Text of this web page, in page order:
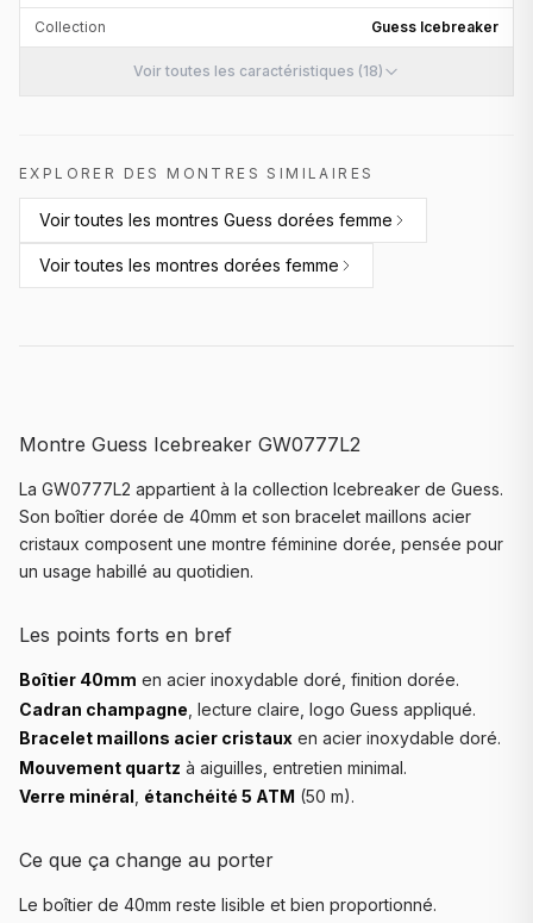
Collection Guess Icebreaker
Voir toutes les caractéristiques (18)
EXPLORER DES MONTRES SIMILAIRES
Voir toutes les montres Guess dorées femme
Voir toutes les montres dorées femme
Montre Guess Icebreaker GW0777L2
La GW0777L2 appartient à la collection Icebreaker de Guess.
Son boîtier dorée de 40mm et son bracelet maillons acier
cristaux composent une montre féminine dorée, pensée pour
un usage habillé au quotidien.
Les points forts en bref
Boîtier 40mm en acier inoxydable doré, finition dorée.
Cadran champagne , lecture claire, logo Guess appliqué.
Bracelet maillons acier cristaux en acier inoxydable doré.
Mouvement quartz à aiguilles, entretien minimal.
Verre minéral étanchéité 5 ATM (50 m).
Ce que ça change au porter
Le boîtier de 40mm reste lisible et bien proportionné.